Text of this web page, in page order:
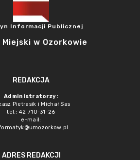
Informacji Publicznej
Miejski w Ozorkowie
REDAKCJA
Administratorzy:
Pietrasik i Michał Sas
tel.: 42 710-31-26
e-mail:
ADRES REDAKCJI